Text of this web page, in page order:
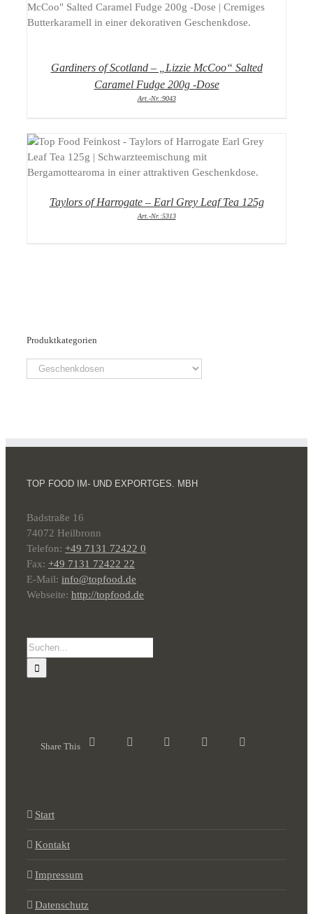
DETAILS
Gardiners of Scotland – „Lizzie McCoo“ Salted
Caramel Fudge 200g -Dose
Art.-Nr.:9043
DETAILS
Taylors of Harrogate – Earl Grey Leaf Tea 125g
Art.-Nr.:5313
Produktkategorien
TOP FOOD IM- UND EXPORTGES. MBH
Badstraße 16
74072 Heilbronn
Telefon: +49 7131 72422 0
Fax: +49 7131 72422 22
E-Mail: info@topfood.de
Webseite: http://topfood.de
Suche
nach:
Share This
Start
Kontakt
Impressum
Datenschutz